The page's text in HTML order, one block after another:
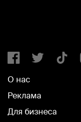
О нас
Реклама
Для бизнеса